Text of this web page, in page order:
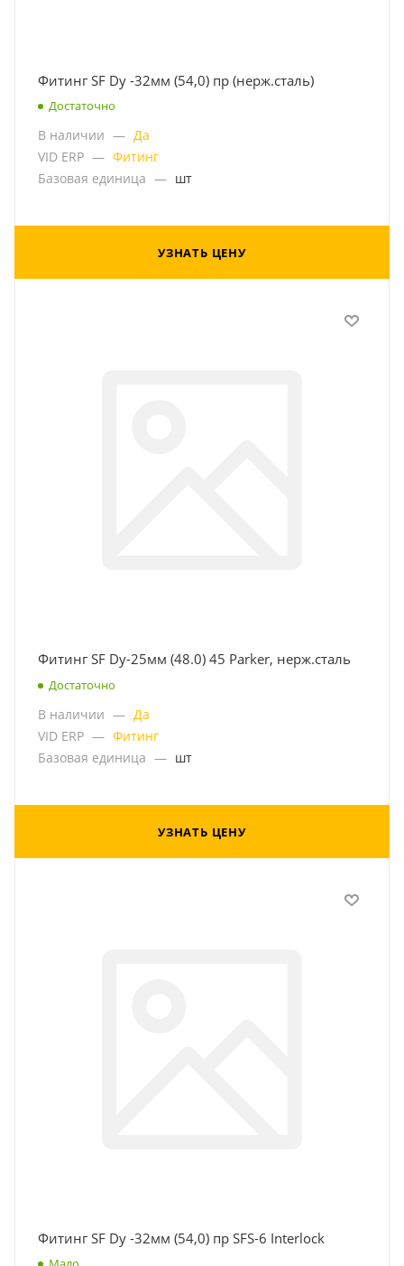
Фитинг SF Dу -32мм (54,0) пр (нерж.сталь)
Достаточно
В наличии — Да
VID ERP — Фитинг
Базовая единица — шт
УЗНАТЬ ЦЕНУ
Фитинг SF Dy-25мм (48.0) 45 Parker, нерж.сталь
Достаточно
В наличии — Да
VID ERP — Фитинг
Базовая единица — шт
УЗНАТЬ ЦЕНУ
Фитинг SF Dу -32мм (54,0) пр SFS-6 Interlock